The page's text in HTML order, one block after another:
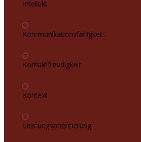
Intellekt
Kommunikationsfähigkeit
Kontaktfreudigkeit
Kontext
Leistungsorientierung